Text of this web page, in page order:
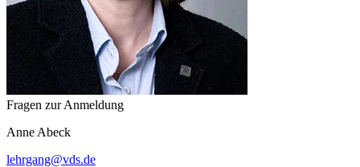
Fragen zur Anmeldung
Anne Abeck
lehrgang@vds.de